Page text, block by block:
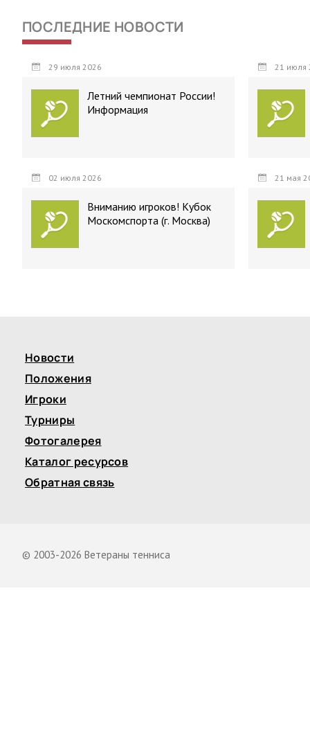
ПОСЛЕДНИЕ НОВОСТИ
29 июля 2026
Летний чемпионат России!
Информация
21 июля
02 июля 2026
Вниманию игроков! Кубок
Москомспорта (г. Москва)
21 мая
Новости
Положения
Игроки
Турниры
Фотогалерея
Каталог ресурсов
Обратная связь
© 2003-2026 Ветераны тенниса